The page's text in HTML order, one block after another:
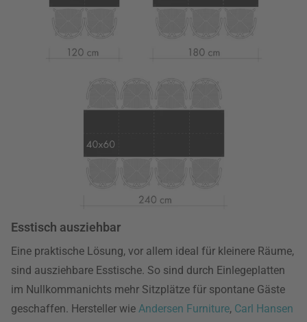
Esstisch ausziehbar
Eine praktische Lösung, vor allem ideal für kleinere Räume,
sind ausziehbare Esstische. So sind durch Einlegeplatten
im Nullkommanichts mehr Sitzplätze für spontane Gäste
geschaffen. Hersteller wie Andersen Furniture, Carl Hansen